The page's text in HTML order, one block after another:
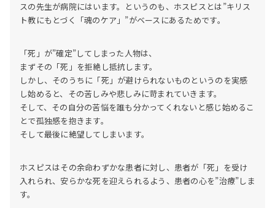
スの先生が病院にはいます。というのも、ホスピスとは”キリス
ト教にもとづく「魂のケア」”がベースにあるためです。
「死」が”確定”してしまった人物は、
まずその「死」を拒絶し抵抗します。
しかし、そのうちに「死」が避けられないものというのを実感
し始めると、その苦しみや悲しみに苛まれていきます。
そして、その自分の苦悩を誰も分かってくれないと感じ始めるこ
とで孤独感を抱きます。
そして最後に絶望してしまいます。
ホスピスはその余命わずかな患者に対し、患者が「死」を受け
入れられ、安らかな死を迎えられるよう、患者の心を”治療”しま
す。